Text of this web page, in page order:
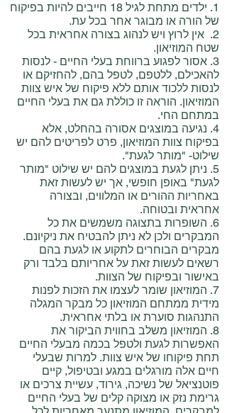
1. ילדים מתחת לגיל 18 חייבים להיות בפיקוח
של הורה או מבוגר אחר בכל עת.
2. אין לרוץ ויש לנהוג בצורה אחראית בכל
שטח המוזיאון.
3. אסור לפגוע ברווחת בעלי החיים - לנסות
להאכילם, ללטפם, לטפל בהם, להחזיקם או
לנסות ללכוד אותם ללא פיקוח של איש צוות
המוזיאון. הוראה זו כוללת גם את בעלי החיים
במתחם החי.
4. נגיעה במוצגים אסורה בהחלט, אלא
בפיקוח צוות המוזיאון, פרט לפריטים להם יש
שילוט- "מותר לגעת".
5. ניתן לגעת במוצגים להם יש שילוט "מותר
לגעת" באופן חופשי, אך יש לעשות זאת
באחריות ההורים או המלווים, ובצורה
אחראית ובטוחה.
6. השופרות בתצוגה משמשים את כל
המבקרים ולכן לא ניתן להבטיח את ניקיונם.
מבקרים הבוחרים לתקוע או לגעת בהם
רשאים לעשות זאת על אחריותם בלבד ורק
באישור ובפיקוח של הצוות.
7. המוזיאון שומר לעצמו את הזכות לפנות
מידית ממתחם המוזיאון כל מבקר המגלה
התנהגות סוערת או בלתי אחראית.
8. המוזיאון משלב בחווית הביקור את
האפשרות לגעת ולטפל בכמה מבעלי החיים
תחת פיקוחו של איש צוות. למרות שבעלי
חיים אלה מורגלים במגע ובטיפול, קיים
פוטנציאל של נשיכה, גירוד, עשיית צרכים או
גרימת נזק או מצוקה קלים של בעלי החיים